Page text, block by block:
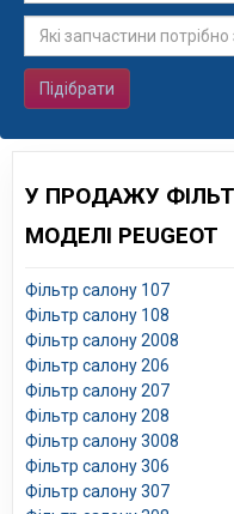
Підібрати
У ПРОДАЖУ
МОДЕЛІ PEUGEOT
Фільтр салону 107
Фільтр салону 108
Фільтр салону 2008
Фільтр салону 206
Фільтр салону 207
Фільтр салону 208
Фільтр салону 3008
Фільтр салону 306
Фільтр салону 307